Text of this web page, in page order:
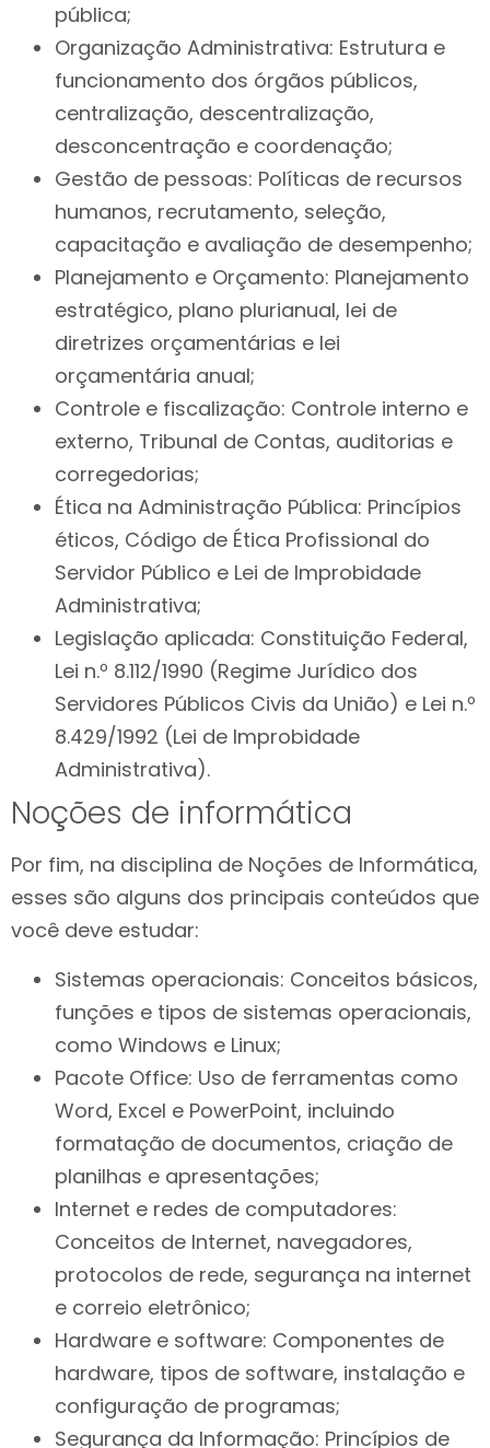
pública;
Organização Administrativa: Estrutura e
funcionamento dos órgãos públicos,
centralização, descentralização,
desconcentração e coordenação;
Gestão de pessoas: Políticas de recursos
humanos, recrutamento, seleção,
capacitação e avaliação de desempenho;
Planejamento e Orçamento: Planejamento
estratégico, plano plurianual, lei de
diretrizes orçamentárias e lei
orçamentária anual;
Controle e fiscalização: Controle interno e
externo, Tribunal de Contas, auditorias e
corregedorias;
Ética na Administração Pública: Princípios
éticos, Código de Ética Profissional do
Servidor Público e Lei de Improbidade
Administrativa;
Legislação aplicada: Constituição Federal,
Lei n.º 8.112/1990 (Regime Jurídico dos
Servidores Públicos Civis da União) e Lei n.º
8.429/1992 (Lei de Improbidade
Administrativa).
Noções de informática
Por fim, na disciplina de Noções de Informática,
esses são alguns dos principais conteúdos que
você deve estudar:
Sistemas operacionais: Conceitos básicos,
funções e tipos de sistemas operacionais,
como Windows e Linux;
Pacote Office: Uso de ferramentas como
Word, Excel e PowerPoint, incluindo
formatação de documentos, criação de
planilhas e apresentações;
Internet e redes de computadores:
Conceitos de Internet, navegadores,
protocolos de rede, segurança na internet
e correio eletrônico;
Hardware e software: Componentes de
hardware, tipos de software, instalação e
configuração de programas;
Segurança da Informação: Princípios de